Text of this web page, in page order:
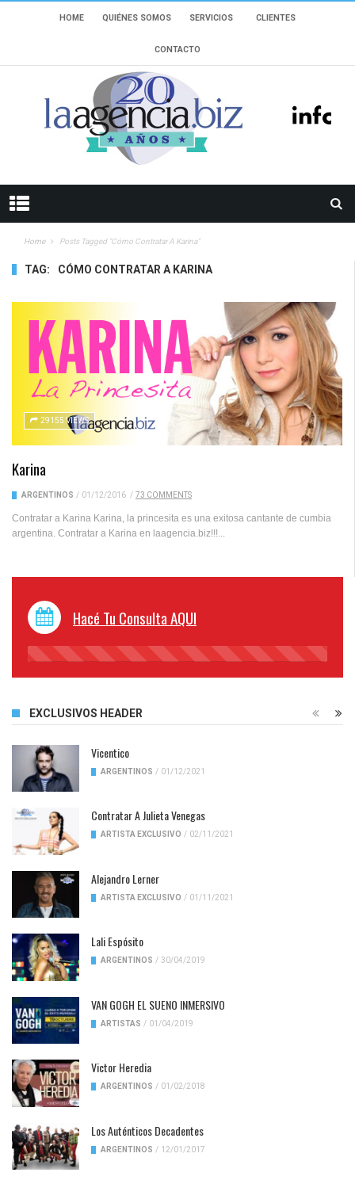
HOME QUIÉNES SOMOS SERVICIOS CLIENTES
CONTACTO
Home Posts Tagged "Cómo Contratar A Karina"
TAG: CÓMO CONTRATAR A KARINA
29155 VIEWS
Karina
ARGENTINOS / 01/12/2016 / 73 COMMENTS
Contratar a Karina Karina, la princesita es una exitosa cantante de cumbia
argentina. Contratar a Karina en laagencia.biz!!!...
Hacé Tu Consulta AQUI
45%
EXCLUSIVOS HEADER
Vicentico
ARGENTINOS / 01/12/2021
Contratar A Julieta Venegas
ARTISTA EXCLUSIVO / 02/11/2021
Alejandro Lerner
ARTISTA EXCLUSIVO / 01/11/2021
Lali Espósito
ARGENTINOS / 30/04/2019
VAN GOGH EL SUENO INMERSIVO
ARTISTAS / 01/04/2019
Victor Heredia
ARGENTINOS / 01/02/2018
Los Auténticos Decadentes
ARGENTINOS / 12/01/2017